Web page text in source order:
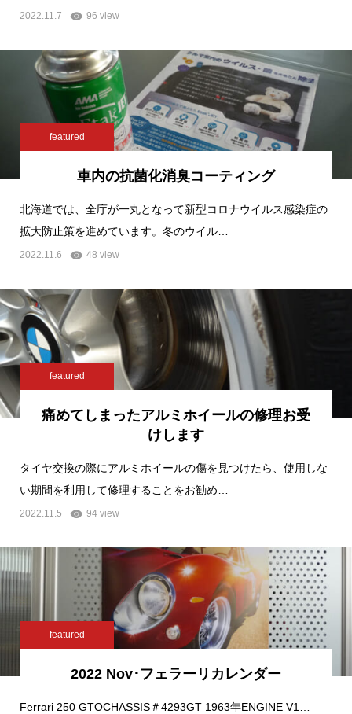
2022.11.7 96 view
featured
車内の抗菌化消臭コーティング
北海道では、全庁が一丸となって新型コロナウイルス感染症の
拡大防止策を進めています。冬のウイル…
2022.11.6 48 view
featured
痛めてしまったアルミホイールの修理お受
けします
タイヤ交換の際にアルミホイールの傷を見つけたら、使用しな
い期間を利用して修理することをお勧め…
2022.11.5 94 view
featured
2022 Nov･フェラーリカレンダー
Ferrari 250 GTOCHASSIS＃4293GT 1963年ENGINE V1…